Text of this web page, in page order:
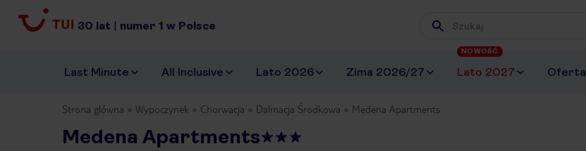
30 lat | numer 1 w Polsce Wpisz frazę, której szukasz
Last Minute All Inclusive Lato 2026 Zima 2026/27 Lato 2027
NOWOŚĆ
Oferta
Strona główna Wypoczynek Chorwacja Dalmacja Środkowa Medena Apartments
Medena Apartments